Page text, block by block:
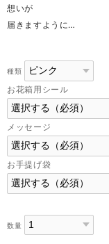
想いが
届きますように…
種類
お花箱用シール
メッセージ
お手提げ袋
数量